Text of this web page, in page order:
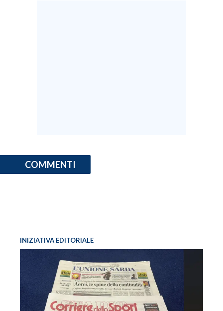
COMMENTI
INIZIATIVA EDITORIALE